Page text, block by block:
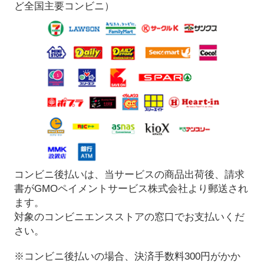
ど全国主要コンビニ）
コンビニ後払いは、当サービスの商品出荷後、請求
書がGMOペイメントサービス株式会社より郵送され
ます。
対象のコンビニエンスストアの窓口でお支払いくだ
さい。
※コンビニ後払いの場合、決済手数料300円がかか